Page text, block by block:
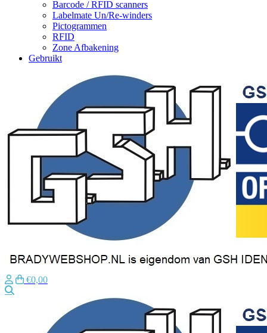
Barcode / RFID scanners
Labelmate Un/Re-winders
Pictogrammen
RFID
Zone Afbakening
Gebruikt
€0,00